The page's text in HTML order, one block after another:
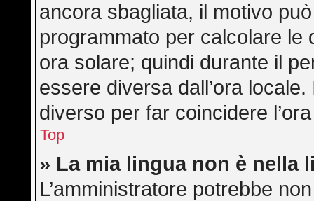
ancora sbagliata, il motivo
programmato per calcolare le
ora solare; quindi durante il
essere diversa dall’ora
diverso per far coincidere
Top
» La mia lingua non è nella
L’amministratore potrebbe